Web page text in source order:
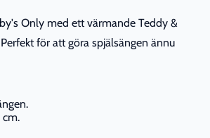
Only med ett värmande Teddy &
för att göra spjälsängen ännu
cm.